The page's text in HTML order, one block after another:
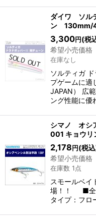
ダイワ ソル
ン 130mm/
3,300円 (税
希望小売価格
在庫なし
ソルティガ
プゲームに適
JAPAN） 広
ング性能に優
シマノ オシ
001 キョウリ
2,178 円 (税
希望小売価格
在庫数 1点
スモールベイ
場！！ ■全
タイプ：フ